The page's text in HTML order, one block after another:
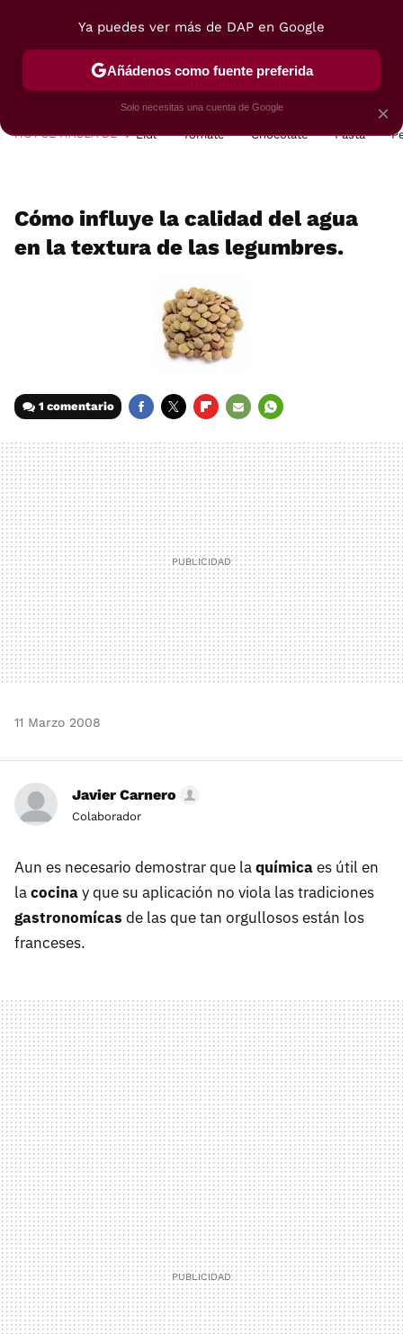
POSTRES VIAJES SELECCIÓN VEGUI
HOY SE HABLA DE Lidl Tomate Chocolate Pasta
Cómo influye la calidad del agua
en la textura de las legumbres.
1 comentario
MAIL
11 Marzo 2008
Javier Carnero
Colaborador
Aun es necesario demostrar que laquímicaes útil en
lacocinay que su aplicación no viola las tradiciones
gastronomícas de las que tan orgullosos están los
franceses.
×
Ya puedes ver más de DAP en Google
Añádenos como fuente preferida
Solo necesitas una cuenta de Google